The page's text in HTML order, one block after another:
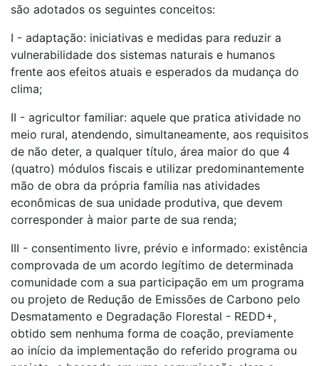
são adotados os seguintes conceitos:
I - adaptação: iniciativas e medidas para reduzir a
vulnerabilidade dos sistemas naturais e humanos
frente aos efeitos atuais e esperados da mudança do
clima;
II - agricultor familiar: aquele que pratica atividade no
meio rural, atendendo, simultaneamente, aos requisitos
de não deter, a qualquer título, área maior do que 4
(quatro) módulos fiscais e utilizar predominantemente
mão de obra da própria família nas atividades
econômicas de sua unidade produtiva, que devem
corresponder à maior parte de sua renda;
III - consentimento livre, prévio e informado: existência
comprovada de um acordo legítimo de determinada
comunidade com a sua participação em um programa
ou projeto de Redução de Emissões de Carbono pelo
Desmatamento e Degradação Florestal - REDD+,
obtido sem nenhuma forma de coação, previamente
ao início da implementação do referido programa ou